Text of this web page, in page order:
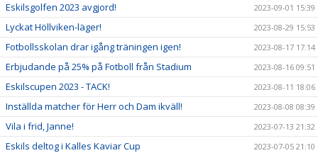
Eskilsgolfen 2023 avgjord! 2023-09-01 15:39
Lyckat Höllviken-läger! 2023-08-29 15:53
Fotbollsskolan drar igång träningen igen! 2023-08-17 17:14
Erbjudande på 25% på Fotboll från Stadium 2023-08-16 09:51
Eskilscupen 2023 - TACK! 2023-08-11 18:06
Inställda matcher för Herr och Dam ikväll! 2023-08-08 08:39
Vila i frid, Janne! 2023-07-13 21:32
Eskils deltog i Kalles Kaviar Cup 2023-07-05 21:10